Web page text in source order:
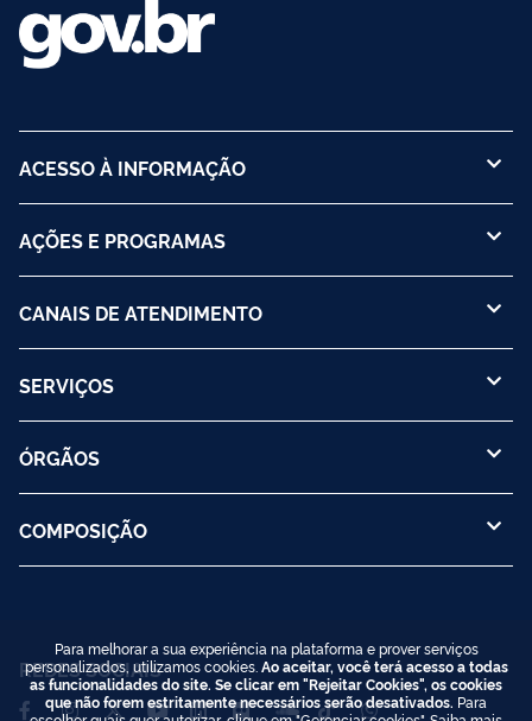
ACESSO À INFORMAÇÃO
AÇÕES E PROGRAMAS
CANAIS DE ATENDIMENTO
SERVIÇOS
ÓRGÃOS
COMPOSIÇÃO
REDES SOCIAIS
Para melhorar a sua experiência na plataforma e prover serviços
personalizados, utilizamos cookies. Ao aceitar, você terá acesso a todas
as funcionalidades do site. Se clicar em "Rejeitar Cookies", os cookies
que não forem estritamente necessários serão desativados. Para